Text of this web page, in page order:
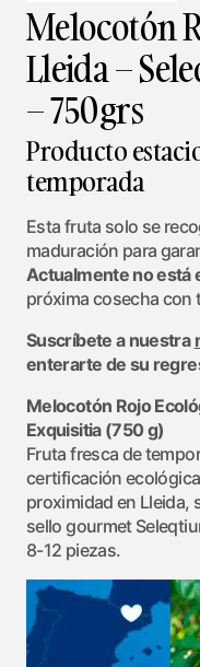
Melocotón
Lleida –
– 750grs
Producto
temporada
Esta fruta solo se
maduración para
Actualmente no está
próxima cosecha con
Suscríbete a nuestra
enterarte de su
Melocotón Rojo
Exquisitia (750 g)
Fruta fresca de
certificación
proximidad en Lleida,
sello gourmet
8-12 piezas.